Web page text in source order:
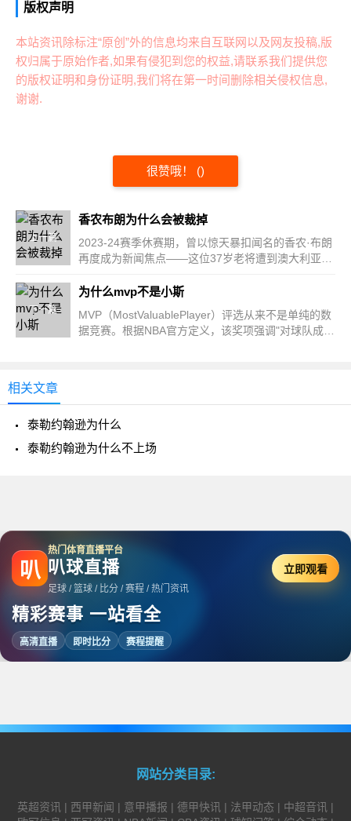
版权声明
本站资讯除标注“原创”外的信息均来自互联网以及网友投稿,版
权归属于原始作者,如果有侵犯到您的权益,请联系我们提供您
的版权证明和身份证明,我们将在第一时间删除相关侵权信息,
谢谢.
很赞哦！ ()
上一篇
香农布朗为什么会被裁掉
2023-24赛季休赛期，曾以惊天暴扣闻名的香农·布朗
再度成为新闻焦点——这位37岁老将遭到澳大利亚
下一篇
为什么mvp不是小斯
MVP（MostValuablePlayer）评选从来不是单纯的数
据竞赛。根据NBA官方定义，该奖项强调"对球队成功
相关文章
泰勒约翰逊为什么
泰勒约翰逊为什么不上场
叭
热门体育直播平台
叭球直播
足球 / 篮球 / 比分 / 赛程 / 热门资讯
精彩赛事 一站看全
高清直播 即时比分 赛程提醒
立即观看
网站分类目录:
英超资讯 | 西甲新闻 | 意甲播报 | 德甲快讯 | 法甲动态 | 中超音讯 |